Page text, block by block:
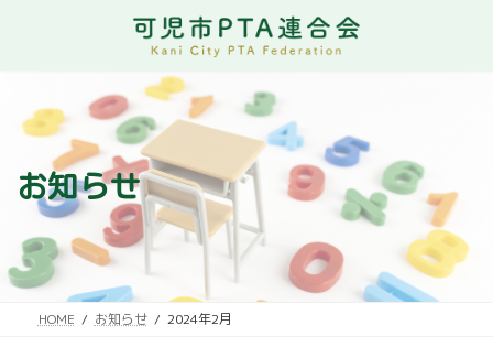
お知らせ
HOME お知らせ 2024年2月